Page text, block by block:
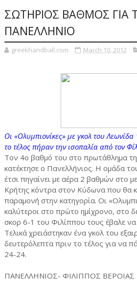
ΣΩΤΗΡΙΟΣ ΒΑΘΜΟΣ ΓΙΑ
ΠΑΝΕΛΛΗΝΙΟ
greekhandball.com March 10, 2012
Οι «Ολυμπιονίκες» με γκολ του
το τέλος πήραν την ισοπαλία από τον
Τον 4ο βαθμό του στο πρωτάθλημα
κατέκτησε ο Πανελλήνιος. Η ομάδα
έτσι πηγαίνει με αέρα 2 βαθμών στο
Κρήτης κόντρα στον Κύδωνα που θα
παραμονή στην κατηγορία. Οι
καλύτεροι στο πρώτο ημίχρονο, στο
σκορ 6-1 του Φιλίππου τους έβαλε
Τελικά χρειάστηκαν ένα γκολ του
δευτερόλεπτα πριν το τέλος για να
24-24.
ΠΑΝΕΛΛΗΝΙΟΣ- ΦΙΛΙΠΠΟΣ ΒΕΡΟΙΑΣ